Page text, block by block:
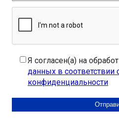
Я согласен(а) на
данных в соответствии
конфиденциальности